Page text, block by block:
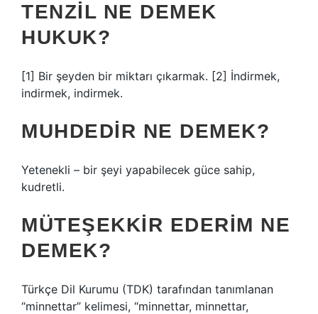
TENZIL NE DEMEK
HUKUK?
[1] Bir şeyden bir miktarı çıkarmak. [2] İndirmek,
indirmek, indirmek.
MUHDEDIR NE DEMEK?
Yetenekli – bir şeyi yapabilecek güce sahip,
kudretli.
MÜTEŞEKKIR EDERIM NE
DEMEK?
Türkçe Dil Kurumu (TDK) tarafından tanımlanan
“minnettar” kelimesi, “minnettar, minnettar,